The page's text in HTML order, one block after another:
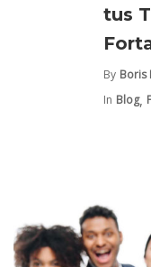
tus
By Boris
In Blog,